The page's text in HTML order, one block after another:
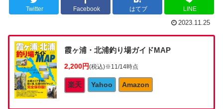
Twitter Facebook はてブ LINE
2023.11.25
霞ヶ浦・北浦釣り場ガイドMAP
2,200円(税込)※11/14時点
楽天 Yahoo Amazon